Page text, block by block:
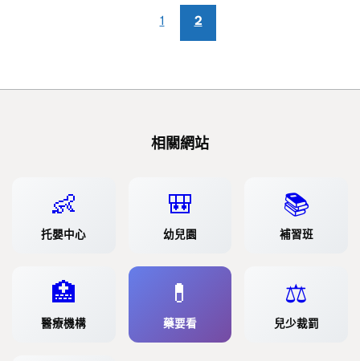
1 2
相關網站
👶
托嬰中心
🎒
幼兒園
📚
補習班
🏥
醫療機構
💊
藥要看
⚖️
兒少裁罰